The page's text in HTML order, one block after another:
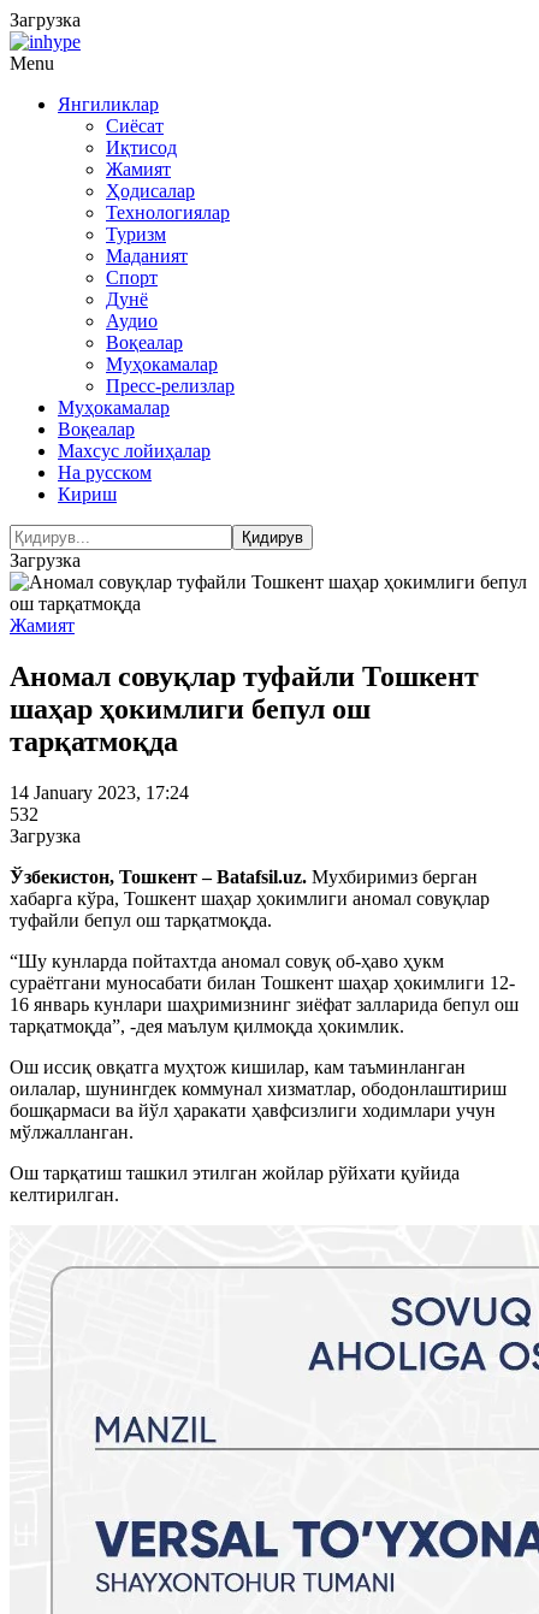
Загрузка
Menu
Янгиликлар
Сиёсат
Иқтисод
Жамият
Ҳодисалар
Технологиялар
Туризм
Маданият
Спорт
Дунё
Аудио
Воқеалар
Муҳокамалар
Пресс-релизлар
Муҳокамалар
Воқеалар
Махсус лойиҳалар
На русском
Кириш
Загрузка
Жамият
Аномал совуқлар туфайли Тошкент
шаҳар ҳокимлиги бепул ош
тарқатмоқда
14 January 2023, 17:24
532
Загрузка
Ўзбекистон, Тошкент – Batafsil.uz. Мухбиримиз берган
хабарга кўра, Тошкент шаҳар ҳокимлиги аномал совуқлар
туфайли бепул ош тарқатмоқда.
“Шу кунларда пойтахтда аномал совуқ об-ҳаво ҳукм
сураётгани муносабати билан Тошкент шаҳар ҳокимлиги 12-
16 январь кунлари шаҳримизнинг зиёфат залларида бепул ош
тарқатмоқда”, -дея маълум қилмоқда ҳокимлик.
Ош иссиқ овқатга муҳтож кишилар, кам таъминланган
оилалар, шунингдек коммунал хизматлар, ободонлаштириш
бошқармаси ва йўл ҳаракати ҳавфсизлиги ходимлари учун
мўлжалланган.
Ош тарқатиш ташкил этилган жойлар рўйхати қуйида
келтирилган.